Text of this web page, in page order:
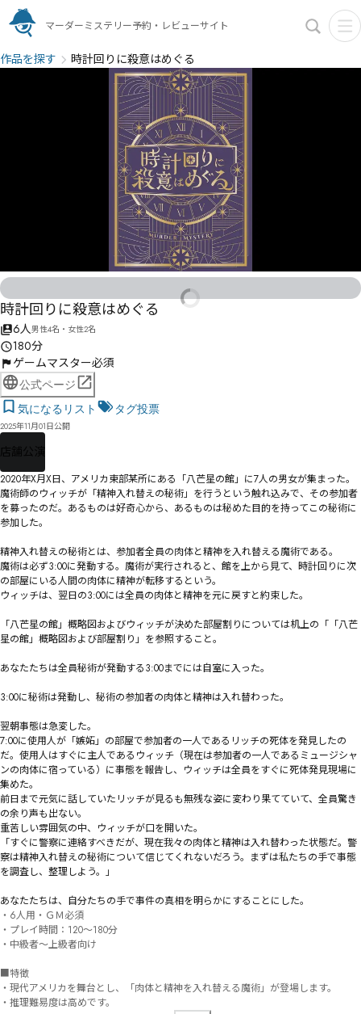
マーダーミステリー予約・レビューサイト
作品を探す 時計回りに殺意はめぐる
時計回りに殺意はめぐる
6人男性4名・女性2名
180分
ゲームマスター必須
公式ページ
気になるリスト
タグ投票
2025年11月01日公開
店舗公演
2020年X月X日、アメリカ東部某所にある「八芒星の館」に7人の男女が集まった。
魔術師のウィッチが「精神入れ替えの秘術」を行うという触れ込みで、その参加者
を募ったのだ。あるものは好奇心から、あるものは秘めた目的を持ってこの秘術に
参加した。
精神入れ替えの秘術とは、参加者全員の肉体と精神を入れ替える魔術である。
魔術は必ず3:00に発動する。魔術が実行されると、館を上から見て、時計回りに次
の部屋にいる人間の肉体に精神が転移するという。
ウィッチは、翌日の3:00には全員の肉体と精神を元に戻すと約束した。
「八芒星の館」概略図およびウィッチが決めた部屋割りについては机上の「「八芒
星の館」概略図および部屋割り」を参照すること。
あなたたちは全員秘術が発動する3:00までには自室に入った。
3:00に秘術は発動し、秘術の参加者の肉体と精神は入れ替わった。
翌朝事態は急変した。
7:00に使用人が「嫉妬」の部屋で参加者の一人であるリッチの死体を発見したの
だ。使用人はすぐに主人であるウィッチ（現在は参加者の一人であるミュージシャ
ンの肉体に宿っている）に事態を報告し、ウィッチは全員をすぐに死体発見現場に
集めた。
前日まで元気に話していたリッチが見るも無残な姿に変わり果てていて、全員驚き
の余り声も出ない。
重苦しい雰囲気の中、ウィッチが口を開いた。
「すぐに警察に連絡すべきだが、現在我々の肉体と精神は入れ替わった状態だ。警
察は精神入れ替えの秘術について信じてくれないだろう。まずは私たちの手で事態
を調査し、整理しよう。」
・6人用・ＧＭ必須
・プレイ時間：120～180分
・中級者～上級者向け
■特徴
・現代アメリカを舞台とし、「肉体と精神を入れ替える魔術」が登場します。
・推理難易度は高めです。